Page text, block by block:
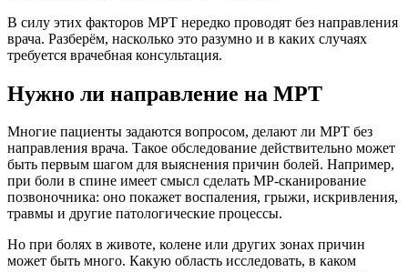
В силу этих факторов МРТ нередко проводят без направления
врача. Разберём, насколько это разумно и в каких случаях
требуется врачебная консультация.
Нужно ли направление на МРТ
Многие пациенты задаются вопросом, делают ли МРТ без
направления врача. Такое обследование действительно может
быть первым шагом для выяснения причин болей. Например,
при боли в спине имеет смысл сделать МР-сканирование
позвоночника: оно покажет воспаления, грыжи, искривления,
травмы и другие патологические процессы.
Но при болях в животе, колене или других зонах причин
может быть много. Какую область исследовать, в каком